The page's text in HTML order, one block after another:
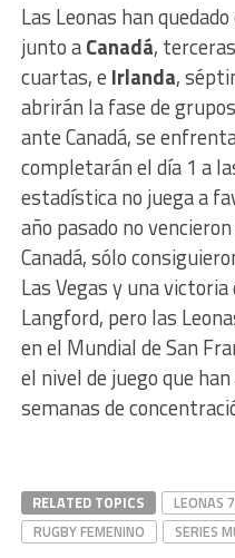
Las Leonas han
junto aCanadá,
cuartas, e Irlanda,
abrirán la fase de
ante Canadá, se
completarán el día 1 a
estadística no juega a
año pasado no
Canadá, sólo
Las Vegas y una
Langford, pero las
en el Mundial de San
el nivel de juego que
semanas de
RELATED TOPICS LEONAS
RUGBY FEMENINO
SERIES